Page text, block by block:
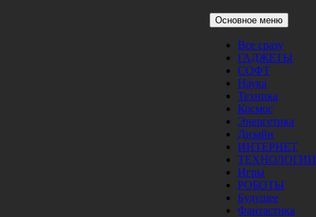
Основное меню
Все сразу
ГАДЖЕТЫ
СОФТ
Наука
Техника
Космос
Энергетика
Дизайн
ИНТЕРНЕТ
ТЕХНОЛОГИИ
Игры
РОБОТЫ
Будущее
Фантастика